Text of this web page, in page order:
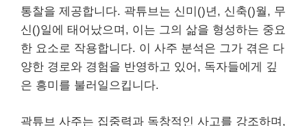
통찰을 제공합니다. 곽튜브는 신미()년, 신축()월, 무
신()일에 태어났으며, 이는 그의 삶을 형성하는 중요
한 요소로 작용합니다. 이 사주 분석은 그가 겪은 다
양한 경로와 경험을 반영하고 있어, 독자들에게 깊
은 흥미를 불러일으킵니다.
곽튜브 사주는 집중력과 독창적인 사고를 강조하며,